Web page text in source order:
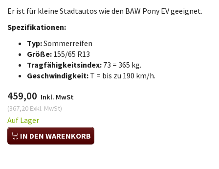
Er ist für kleine Stadtautos wie den BAW Pony EV geeignet.
Spezifikationen:
Typ:Sommerreifen
Größe: 155/65 R13
Tragfähigkeitsindex: 73 = 365 kg.
Geschwindigkeit: T = bis zu 190 km/h.
459,00 Inkl. MwSt
(367,20 Exkl. MwSt)
Auf Lager
IN DEN WARENKORB